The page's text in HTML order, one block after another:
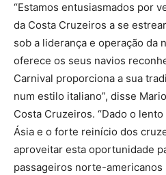
“Estamos entusiasmados por
da Costa Cruzeiros a se
sob a liderança e operação da
oferece os seus navios
Carnival proporciona a sua
num estilo italiano”, disse
Costa Cruzeiros. “Dado o
Ásia e o forte reinício dos
aproveitar esta oportunidade
passageiros norte-americanos